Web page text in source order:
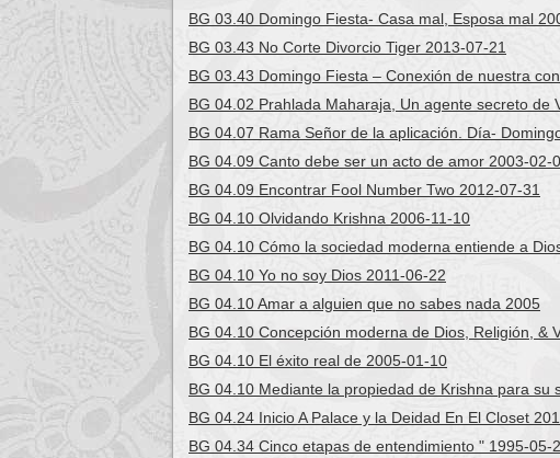
BG 03.40 Domingo Fiesta- Casa mal, Esposa mal
BG 03.43 No Corte Divorcio Tiger 2013-07-21
BG 03.43 Domingo Fiesta – Conexión de nuestra
BG 04.02 Prahlada Maharaja, Un agente secreto de
BG 04.07 Rama Señor de la aplicación. Día-
BG 04.09 Canto debe ser un acto de amor 2003-02-
BG 04.09 Encontrar Fool Number Two 2012-07-31
BG 04.10 Olvidando Krishna 2006-11-10
BG 04.10 Cómo la sociedad moderna entiende a
BG 04.10 Yo no soy Dios 2011-06-22
BG 04.10 Amar a alguien que no sabes nada 2005
BG 04.10 Concepción moderna de Dios, Religión, &
BG 04.10 El éxito real de 2005-01-10
BG 04.10 Mediante la propiedad de Krishna para su
BG 04.24 Inicio A Palace y la Deidad En El Closet
BG 04.34 Cinco etapas de entendimiento " 1995-05-